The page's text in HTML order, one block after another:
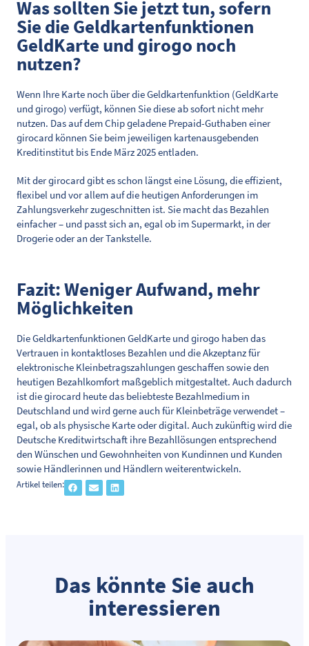
Was sollten Sie jetzt tun, sofern
Sie die Geldkartenfunktionen
GeldKarte und girogo noch
nutzen?
Wenn Ihre Karte noch über die Geldkartenfunktion (GeldKarte
und girogo) verfügt, können Sie diese ab sofort nicht mehr
nutzen. Das auf dem Chip geladene Prepaid-Guthaben einer
girocard können Sie beim jeweiligen kartenausgebenden
Kreditinstitut bis Ende März 2025 entladen.
Mit der girocard gibt es schon längst eine Lösung, die effizient,
flexibel und vor allem auf die heutigen Anforderungen im
Zahlungsverkehr zugeschnitten ist. Sie macht das Bezahlen
einfacher – und passt sich an, egal ob im Supermarkt, in der
Drogerie oder an der Tankstelle.
Fazit: Weniger Aufwand, mehr
Möglichkeiten
Die Geldkartenfunktionen GeldKarte und girogo haben das
Vertrauen in kontaktloses Bezahlen und die Akzeptanz für
elektronische Kleinbetragszahlungen geschaffen sowie den
heutigen Bezahlkomfort maßgeblich mitgestaltet. Auch dadurch
ist die girocard heute das beliebteste Bezahlmedium in
Deutschland und wird gerne auch für Kleinbeträge verwendet –
egal, ob als physische Karte oder digital. Auch zukünftig wird die
Deutsche Kreditwirtschaft ihre Bezahllösungen entsprechend
den Wünschen und Gewohnheiten von Kundinnen und Kunden
sowie Händlerinnen und Händlern weiterentwickeln.
Artikel teilen:
Das könnte Sie auch
interessieren